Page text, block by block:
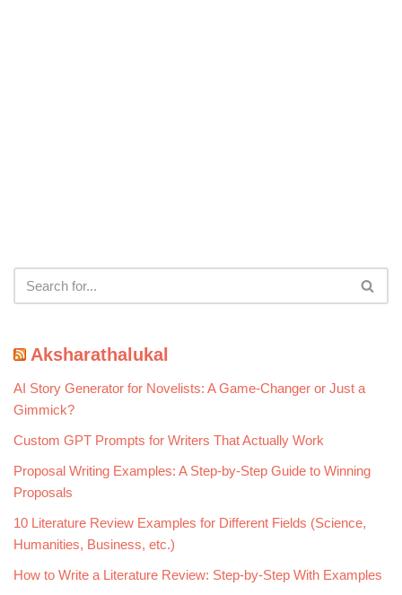
Aksharathalukal
AI Story Generator for Novelists: A Game-Changer or Just a
Gimmick?
Custom GPT Prompts for Writers That Actually Work
Proposal Writing Examples: A Step-by-Step Guide to Winning
Proposals
10 Literature Review Examples for Different Fields (Science,
Humanities, Business, etc.)
How to Write a Literature Review: Step-by-Step With Examples